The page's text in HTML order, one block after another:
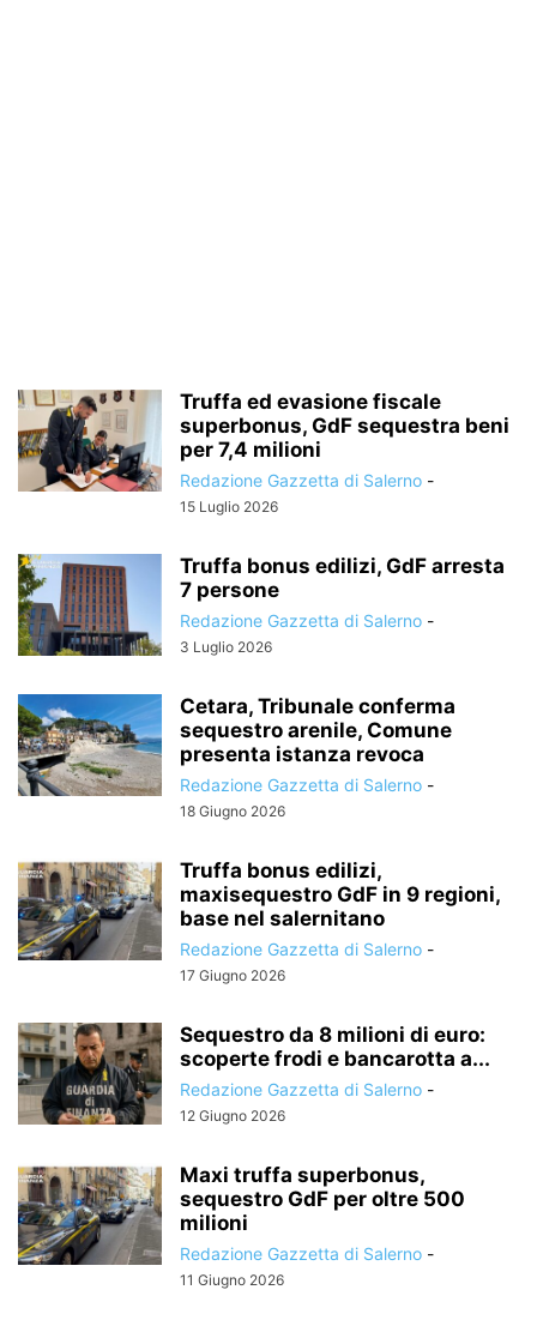
Truffa ed evasione fiscale
superbonus, GdF sequestra beni
per 7,4 milioni
Redazione Gazzetta di Salerno -
15 Luglio 2026
Truffa bonus edilizi, GdF arresta
7 persone
Redazione Gazzetta di Salerno -
3 Luglio 2026
Cetara, Tribunale conferma
sequestro arenile, Comune
presenta istanza revoca
Redazione Gazzetta di Salerno -
18 Giugno 2026
Truffa bonus edilizi,
maxisequestro GdF in 9 regioni,
base nel salernitano
Redazione Gazzetta di Salerno -
17 Giugno 2026
Sequestro da 8 milioni di euro:
scoperte frodi e bancarotta a...
Redazione Gazzetta di Salerno -
12 Giugno 2026
Maxi truffa superbonus,
sequestro GdF per oltre 500
milioni
Redazione Gazzetta di Salerno -
11 Giugno 2026